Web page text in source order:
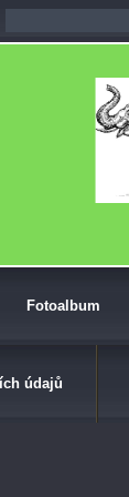
Fotoalbum
údajů